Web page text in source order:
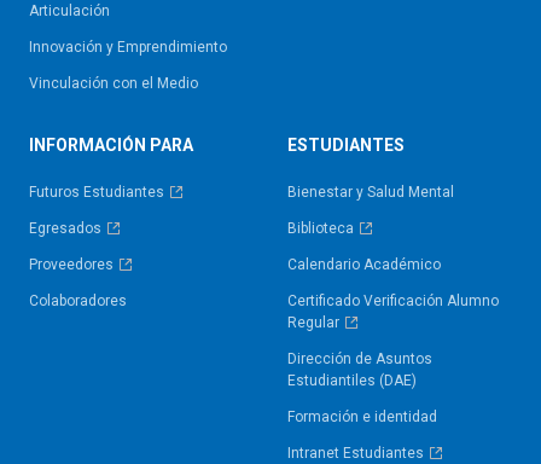
Articulación
Innovación y Emprendimiento
Vinculación con el Medio
INFORMACIÓN PARA
Futuros Estudiantes
Egresados
Proveedores
Colaboradores
ESTUDIANTES
Bienestar y Salud Mental
Biblioteca
Calendario Académico
Certificado Verificación Alumno
Regular
Dirección de Asuntos
Estudiantiles (DAE)
Formación e identidad
Intranet Estudiantes